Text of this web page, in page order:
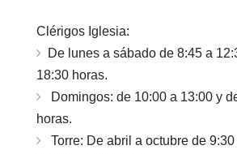
Clérigos Iglesia:
De lunes a sábado de 8:45 a
18:30 horas.
Domingos: de 10:00 a 13:00 y
horas.
Torre: De abril a octubre de